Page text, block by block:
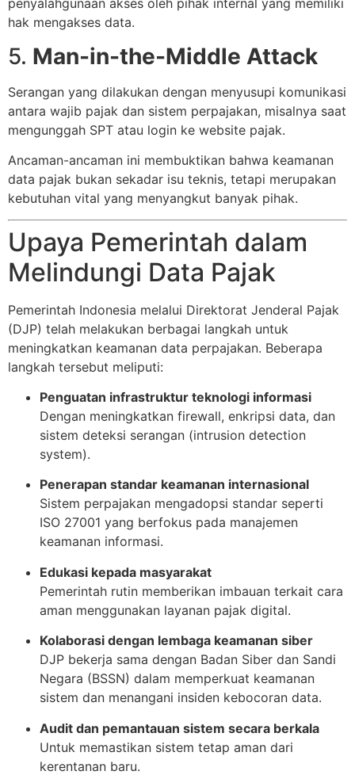
penyalahgunaan akses oleh pihak internal yang memiliki
hak mengakses data.
5. Man-in-the-Middle Attack
Serangan yang dilakukan dengan menyusupi komunikasi
antara wajib pajak dan sistem perpajakan, misalnya saat
mengunggah SPT atau login ke website pajak.
Ancaman-ancaman ini membuktikan bahwa keamanan
data pajak bukan sekadar isu teknis, tetapi merupakan
kebutuhan vital yang menyangkut banyak pihak.
Upaya Pemerintah dalam
Melindungi Data Pajak
Pemerintah Indonesia melalui Direktorat Jenderal Pajak
(DJP) telah melakukan berbagai langkah untuk
meningkatkan keamanan data perpajakan. Beberapa
langkah tersebut meliputi:
Penguatan infrastruktur teknologi informasi
Dengan meningkatkan firewall, enkripsi data, dan
sistem deteksi serangan (intrusion detection
system).
Penerapan standar keamanan internasional
Sistem perpajakan mengadopsi standar seperti
ISO 27001 yang berfokus pada manajemen
keamanan informasi.
Edukasi kepada masyarakat
Pemerintah rutin memberikan imbauan terkait cara
aman menggunakan layanan pajak digital.
Kolaborasi dengan lembaga keamanan siber
DJP bekerja sama dengan Badan Siber dan Sandi
Negara (BSSN) dalam memperkuat keamanan
sistem dan menangani insiden kebocoran data.
Audit dan pemantauan sistem secara berkala
Untuk memastikan sistem tetap aman dari
kerentanan baru.